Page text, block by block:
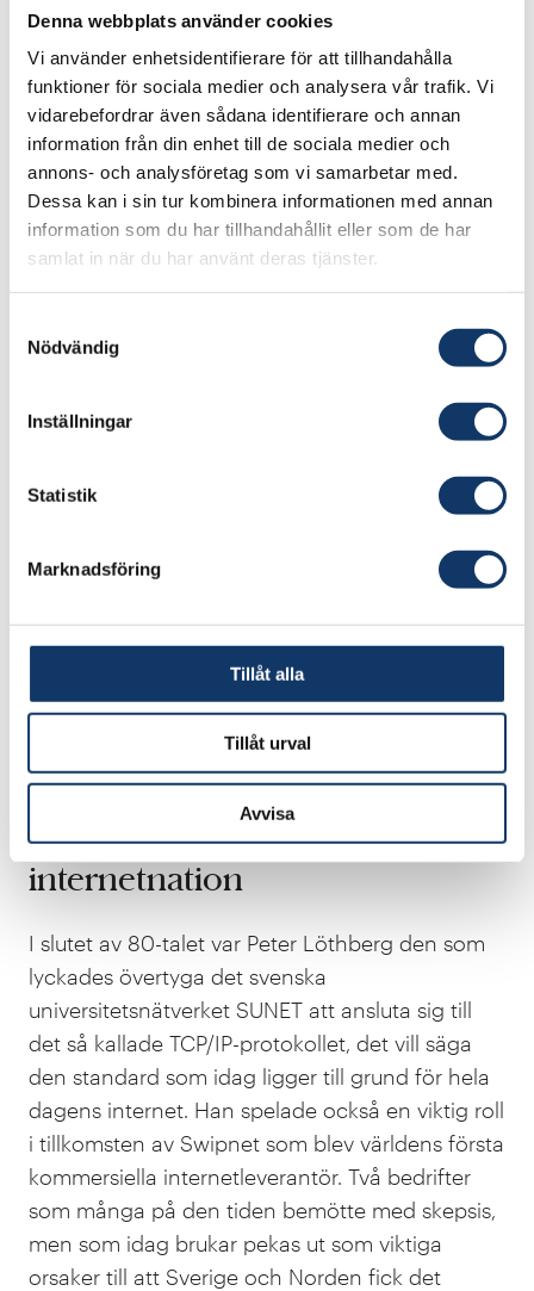
Denna webbplats använder cookies
Vi använder enhetsidentifierare för att tillhandahålla
funktioner för sociala medier och analysera vår trafik. Vi
vidarebefordrar även sådana identifierare och annan
information från din enhet till de sociala medier och
annons- och analysföretag som vi samarbetar med.
Dessa kan i sin tur kombinera informationen med annan
information som du har tillhandahållit eller som de har
samlat in när du har använt deras tjänster.
Nödvändig
Inställningar
Statistik
Marknadsföring
Tillåt alla
Tillåt urval
Avvisa
varandra. Detta blev möten som fick Peter
Löthberg att, tillsammans med sina gelikar, börja
fundera på hur tekniken skulle kunna utvecklas
vidare till någonting som sträckte sig långt
utanför den akademiska världen.
- Det som drev mig var ju att jag hade sett att
det fungerade. Jag hade varit ganska många
gånger och hälsat på mina vänner på MIT, och
sett att det här är någonting alltså.
Bidrog till den stora
Löthberg som en av de drivande krafter som
de olika lokala nätverk som börjat byggas upp
- Jag tror att mitt viktigaste bidrag var den
övergripande arkitekturen och insikten i hur det
skulle fungera. Att få fram de här protokollen
som krävs för att bygga en ”spagetti”, för det
förstod vi ju att det skulle bli.
Krattade väg för Sverige som
internetnation
I slutet av 80-talet var Peter Löthberg den som
lyckades övertyga det svenska
universitetsnätverket SUNET att ansluta sig till
det så kallade TCP/IP-protokollet, det vill säga
den standard som idag ligger till grund för hela
dagens internet. Han spelade också en viktig roll
i tillkomsten av Swipnet som blev världens första
kommersiella internetleverantör. Två bedrifter
som många på den tiden bemötte med skepsis,
men som idag brukar pekas ut som viktiga
orsaker till att Sverige och Norden fick det